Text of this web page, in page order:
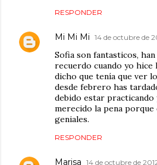
RESPONDER
Mi Mi Mi 14 de octubre de
Sofia son fantasticos,
recuerdo cuando yo hice
dicho que tenía que ver
desde febrero has
debido estar practicando
merecido la pena
geniales.
RESPONDER
Marisa 14 de octubre de